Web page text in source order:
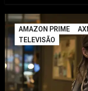
AMAZON PRIME
TELEVISÃO